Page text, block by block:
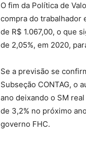
O fim da Política de
compra do trabalhador
de R$ 1.067,00, o que
de 2,05%, em 2020,
Se a previsão se
Subseção CONTAG, o
ano deixando o SM
de 3,2% no próximo
governo FHC.